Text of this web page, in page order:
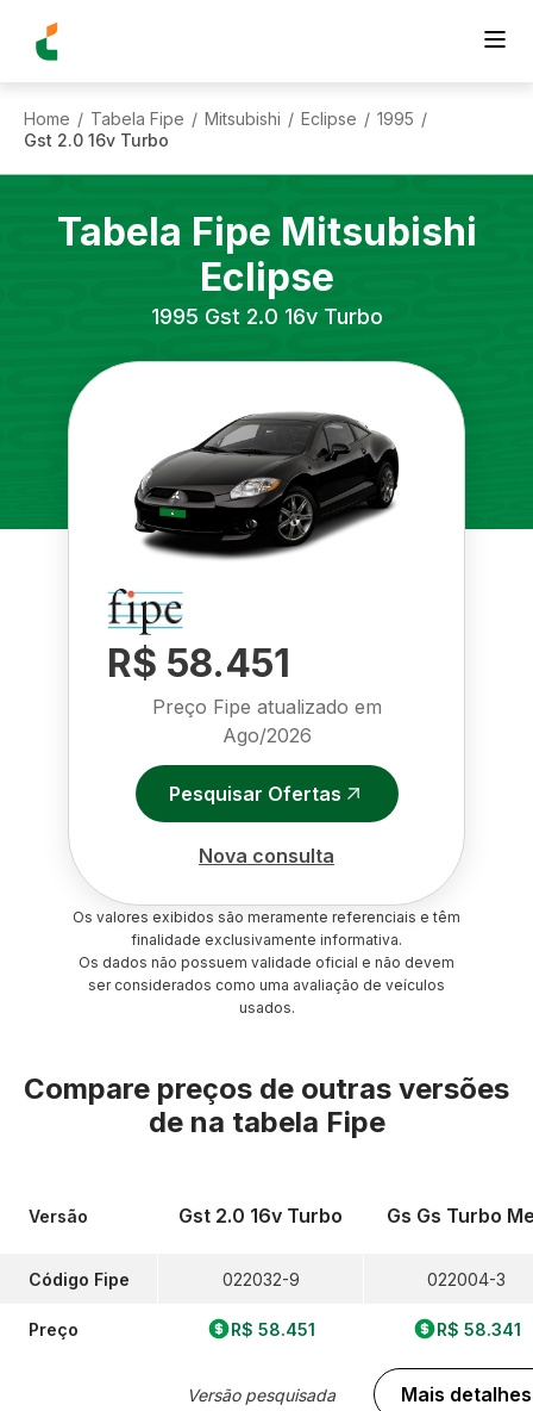
Home / Tabela Fipe / Mitsubishi / Eclipse / 1995 /
Gst 2.0 16v Turbo
Tabela Fipe Mitsubishi
Eclipse
1995 Gst 2.0 16v Turbo
R$ 58.451
Preço Fipe atualizado em
Ago/2026
Pesquisar Ofertas
Nova consulta
Os valores exibidos são meramente referenciais e têm
finalidade exclusivamente informativa.
Os dados não possuem validade oficial e não devem
ser considerados como uma avaliação de veículos
usados.
Compare preços de outras versões
de na tabela Fipe
Versão
Código Fipe
Preço
Gst 2.0 16v Turbo
022032-9
R$ 58.451
Versão pesquisada
Gs Gs Turbo
022004-3
R$ 58.341
Mais detalhes